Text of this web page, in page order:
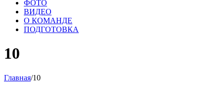
ФОТО
ВИДЕО
О КОМАНДЕ
ПОДГОТОВКА
10
Главная/10